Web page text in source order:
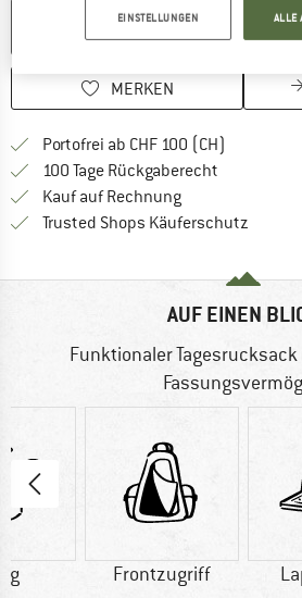
IN DEN
MERKEN
Portofrei ab CHF 100 (CH)
100 Tage Rückgaberecht
Kauf auf RechnungFinde die
Trusted Shops Käuferschutz
AUF EINEN
Funktionaler
g Frontzugriff
EINSTELLUNGEN ALLE